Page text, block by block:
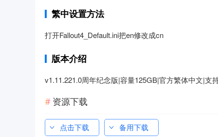
繁中设置方法
打开Fallout4_Default.ini把en修改成cn
版本介绍
v1.11.221.0周年纪念版|容量125GB|官方繁体中文|支
资源下载
点击下载 备用下载